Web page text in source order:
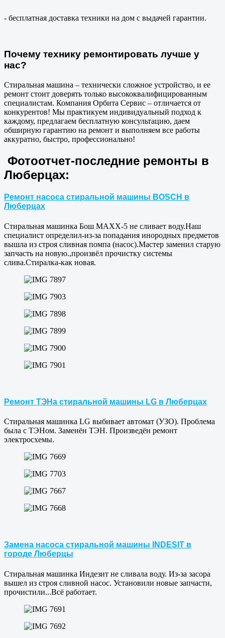
- бесплатная доставка техники на дом с выдачей гарантии.
Почему технику ремонтировать лучше у
нас?
Стиральная машина – технически сложное устройство, и ее
ремонт стоит доверять только высококвалифицированным
специалистам. Компания Орбита Сервис – отличается от
конкурентов! Мы практикуем индивидуальный подход к
каждому, предлагаем бесплатную консультацию, даем
обширную гарантию на ремонт и выполняем все работы
аккуратно, быстро, профессионально!
Фотоотчет-последние ремонты в
Люберцах:
Ремонт насоса стиральной машины BOSCH в
Люберцах
Стиральная машинка Бош МАХХ-5 не сливает воду.Наш
специалист определил-из-за попадания инородных предметов
вышла из строя сливная помпа (насос).Мастер заменил старую
запчасть на новую.,произвёл прочистку системы
слива.Стиралка-как новая.
Ремонт ТЭНа стиральной машины LG в Люберцах
Стиральная машинка LG выбивает автомат (УЗО). Проблема
была с ТЭНом. Заменён ТЭН. Произведён ремонт
электросхемы.
Замена насоса стиральной машины INDESIT в
городе Люберцы
Стиральная машинка Индезит не сливала воду. Из-за засора
вышел из строя сливной насос. Установили новые запчасти,
прочистили...Всё работает.